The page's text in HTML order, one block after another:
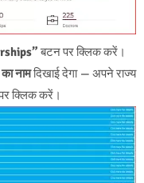
बटन पर क्लिक करें।
नामदिखाई देगा — अपने राज्य
क्लिक करें।